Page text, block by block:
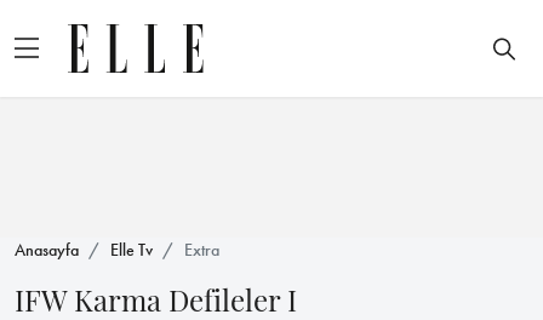
Anasayfa Elle Tv Extra
IFW Karma Defileler I